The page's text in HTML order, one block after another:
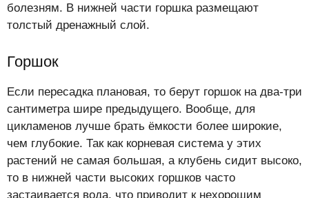
болезням. В нижней части горшка размещают
толстый дренажный слой.
Горшок
Если пересадка плановая, то берут горшок на два-три
сантиметра шире предыдущего. Вообще, для
цикламенов лучше брать ёмкости более широкие,
чем глубокие. Так как корневая система у этих
растений не самая большая, а клубень сидит высоко,
то в нижней части высоких горшков часто
застаивается вода, что приводит к нехорошим